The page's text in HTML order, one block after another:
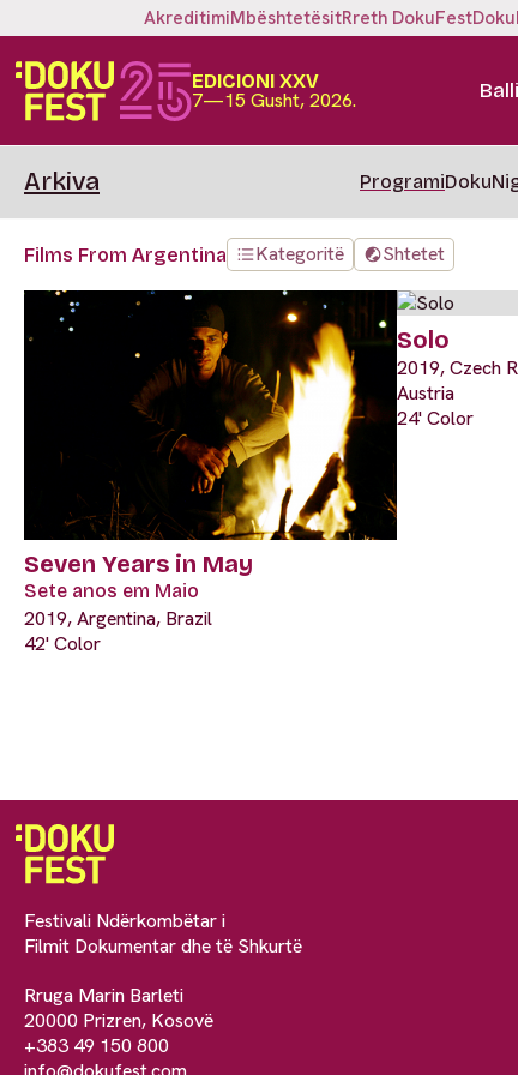
AkreditimiMbështetësitRreth DokuFest
EDICIONI XXV
7—15 Gusht, 2026.
Arkiva Programi
Films From Argentina Kategoritë Shtetet
Seven Years in May
Sete anos em Maio
2019, Argentina, Brazil
42' Color
Solo
2019, Czech
Austria
24' Color
Festivali Ndërkombëtar i
Filmit Dokumentar dhe të Shkurtë
Rruga Marin Barleti
20000 Prizren, Kosovë
+383 49 150 800